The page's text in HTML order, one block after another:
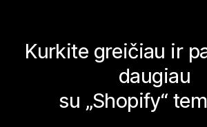
Kurkite greičiau ir
daugiau
su „Shopify“